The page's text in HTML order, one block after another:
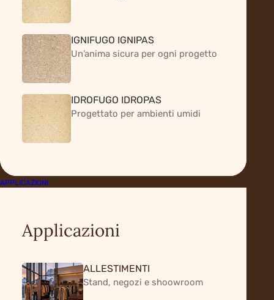
IGNIFUGO IGNIPAS
Un’anima sicura per ogni progetto
IDROFUGO IDROPAS
Progettato per ambienti umidi
APPLICAZIONI
Applicazioni
ALLESTIMENTI
Stand, negozi e shoowroom
La qualità che dimostriamo
CERTIFICAZIONI DI SISTEMA
CERTIFICAZIONI TECNICHE